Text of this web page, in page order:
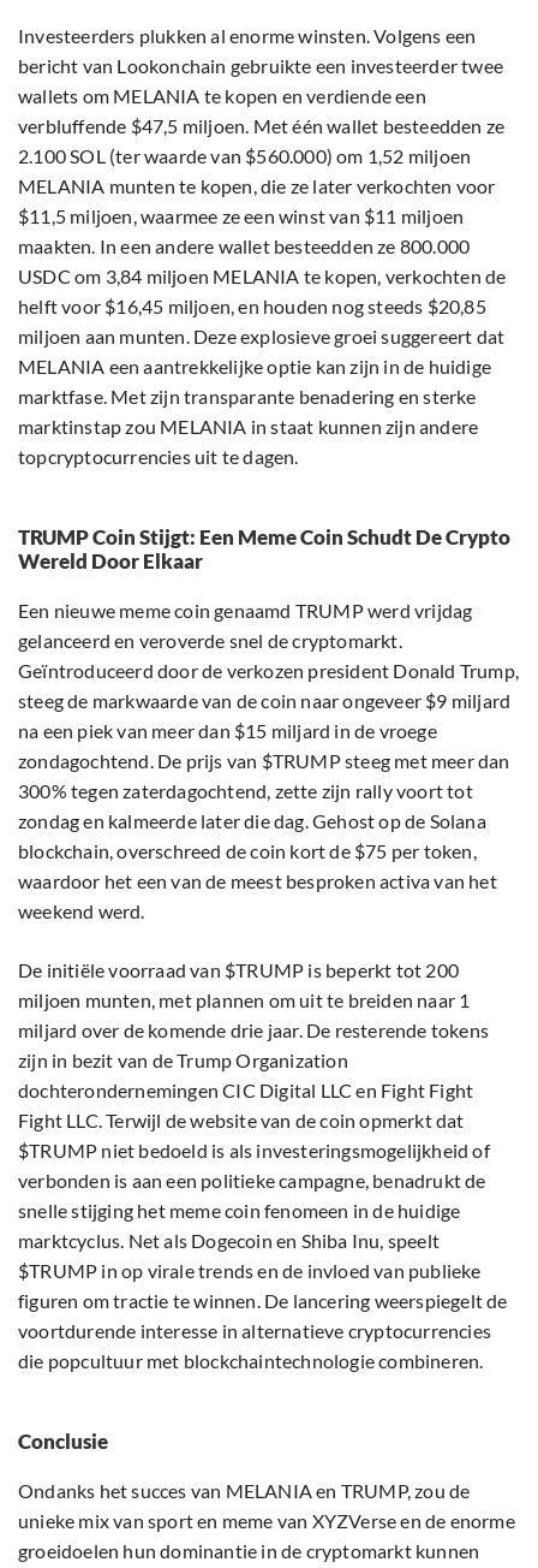
Investeerders plukken al enorme winsten. Volgens een
bericht van Lookonchain gebruikte een investeerder twee
wallets om MELANIA te kopen en verdiende een
verbluffende $47,5 miljoen. Met één wallet besteedden ze
2.100 SOL (ter waarde van $560.000) om 1,52 miljoen
MELANIA munten te kopen, die ze later verkochten voor
$11,5 miljoen, waarmee ze een winst van $11 miljoen
maakten. In een andere wallet besteedden ze 800.000
USDC om 3,84 miljoen MELANIA te kopen, verkochten de
helft voor $16,45 miljoen, en houden nog steeds $20,85
miljoen aan munten. Deze explosieve groei suggereert dat
MELANIA een aantrekkelijke optie kan zijn in de huidige
marktfase. Met zijn transparante benadering en sterke
marktinstap zou MELANIA in staat kunnen zijn andere
topcryptocurrencies uit te dagen.
TRUMP Coin Stijgt: Een Meme Coin Schudt De Crypto
Wereld Door Elkaar
Een nieuwe meme coin genaamd TRUMP werd vrijdag
gelanceerd en veroverde snel de cryptomarkt.
Geïntroduceerd door de verkozen president Donald Trump,
steeg de markwaarde van de coin naar ongeveer $9 miljard
na een piek van meer dan $15 miljard in de vroege
zondagochtend. De prijs van $TRUMP steeg met meer dan
300% tegen zaterdagochtend, zette zijn rally voort tot
zondag en kalmeerde later die dag. Gehost op de Solana
blockchain, overschreed de coin kort de $75 per token,
waardoor het een van de meest besproken activa van het
weekend werd.
De initiële voorraad van $TRUMP is beperkt tot 200
miljoen munten, met plannen om uit te breiden naar 1
miljard over de komende drie jaar. De resterende tokens
zijn in bezit van de Trump Organization
dochterondernemingen CIC Digital LLC en Fight Fight
Fight LLC. Terwijl de website van de coin opmerkt dat
$TRUMP niet bedoeld is als investeringsmogelijkheid of
verbonden is aan een politieke campagne, benadrukt de
snelle stijging het meme coin fenomeen in de huidige
marktcyclus. Net als Dogecoin en Shiba Inu, speelt
$TRUMP in op virale trends en de invloed van publieke
figuren om tractie te winnen. De lancering weerspiegelt de
voortdurende interesse in alternatieve cryptocurrencies
die popcultuur met blockchaintechnologie combineren.
Conclusie
Ondanks het succes van MELANIA en TRUMP, zou de
unieke mix van sport en meme van XYZVerse en de enorme
groeidoelen hun dominantie in de cryptomarkt kunnen